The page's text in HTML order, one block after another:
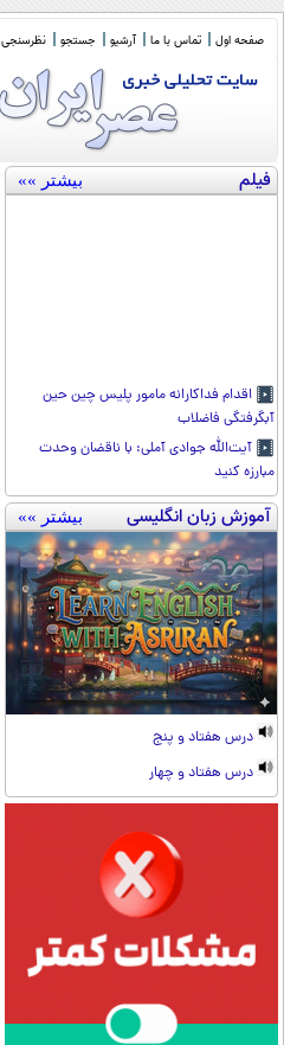
صفحه اول تماس با ما آرشیو جستجو نظرسنجی
فیلم بیشتر »»
اقدام فداکارانه مامور پلیس چین حین
آبگرفتگی فاضلاب
آیت‌الله جوادی آملی: با ناقضان وحدت
مبارزه کنید
آموزش زبان انگلیسی بیشتر »»
درس هفتاد و پنج
درس هفتاد و چهار